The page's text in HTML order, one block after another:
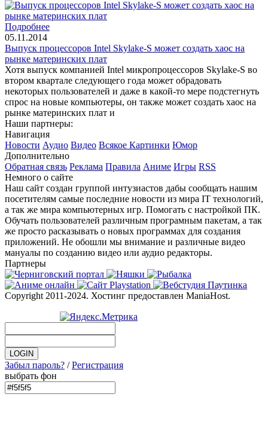
Подробнее
05.11.2014
Выпуск процессоров Intel Skylake-S может создать хаос на
рынке материнских плат
Хотя выпуск компанией Intel микропроцессоров Skylake-S во
втором квартале следующего года может обрадовать
некоторых пользователей и даже в какой-то мере подстегнуть
спрос на новые компьютеры, он также может создать хаос на
рынке материнских плат и
Наши партнеры:
Навигация
Новости Аудио Видео Всякое Картинки Юмор
Дополнительно
Обратная связь Реклама Правила Аниме Игры RSS
Немного о сайте
Наш сайт создан группой интузиастов дабы сообщать нашим
посетителям самые последние новости из мира IT технологий,
а так же мира компьютерных игр. Помогать с настройкой ПК.
Обучать пользователей различным програмным пакетам, а так
же просто расказывать о новых программах для создания
приложений. Не обошли мы внимание и различные видео
мануалы по созданию видео или аудио редакторы.
Партнеры
Copyright 2011-2024. Хостинг предоставлен ManiaHost.
Забыл пароль? /Регистрация
выбрать фон